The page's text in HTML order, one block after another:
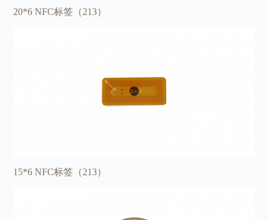
20*6 NFC标签（213）
15*6 NFC标签（213）